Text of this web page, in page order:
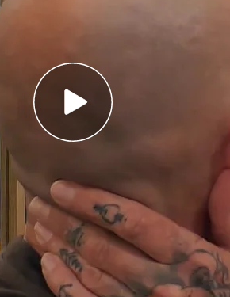
con unos besos muy
sus postres eróticos: “Son 16
porque se ha cansado del
quieras en la puerta de tu
de minutos''. Además, le
solteroy que ya le apetece